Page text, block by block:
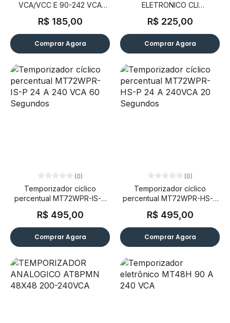
VCA/VCC E 90-242 VCA
R$ 185,00
Comprar Agora
ELETRONICO CLI
ATE 100 HORAS
R$ 225,00
Comprar Agora
(0)
Temporizador cíclico
percentual MT72WPR-IS-P
R$ 495,00
Comprar Agora
(0)
Temporizador cíclico
percentual MT72WPR-HS-P
R$ 495,00
Comprar Agora